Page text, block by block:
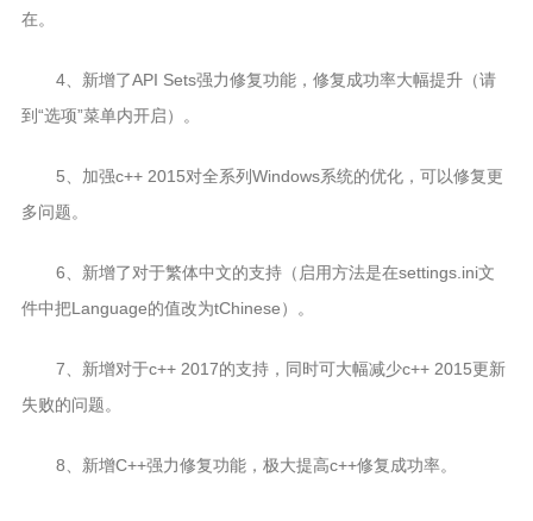
在。
4、新增了API Sets强力修复功能，修复成功率大幅提升（请
到“选项”菜单内开启）。
5、加强c++ 2015对全系列Windows系统的优化，可以修复更
多问题。
6、新增了对于繁体中文的支持（启用方法是在settings.ini文
件中把Language的值改为tChinese）。
7、新增对于c++ 2017的支持，同时可大幅减少c++ 2015更新
失败的问题。
8、新增C++强力修复功能，极大提高c++修复成功率。